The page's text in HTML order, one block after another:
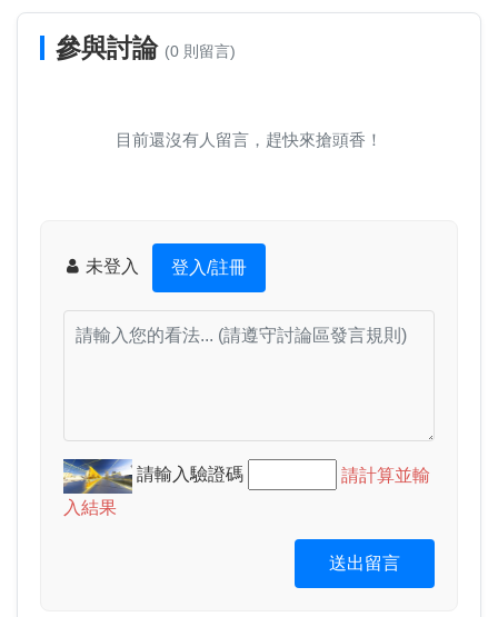
參與討論 (0 則留言)
目前還沒有人留言，趕快來搶頭香！
未登入 登入/註冊
請輸入驗證碼
請計算並輸
入結果
送出留言